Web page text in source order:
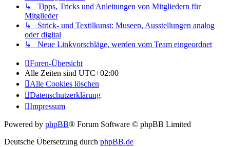
↳ Tipps, Tricks und Anleitungen von Mitgliedern für
Mitglieder
↳ Strick- und Textilkunst: Museen, Ausstellungen analog
oder digital
↳ Neue Linkvorschläge, werden vom Team eingeordnet
Foren-Übersicht
Alle Zeiten sind UTC+02:00
Alle Cookies löschen
Datenschutzerklärung
Impressum
Powered by phpBB® Forum Software © phpBB Limited
Deutsche Übersetzung durch phpBB.de